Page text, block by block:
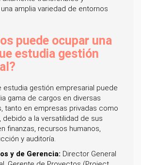
amplia variedad de entornos
puede ocupar una
estudia gestión
estudia gestión empresarial puede
gama de cargos en diversas
tanto en empresas privadas como
debido a la versatilidad de sus
finanzas, recursos humanos,
y auditoría.
y de Gerencia: Director General